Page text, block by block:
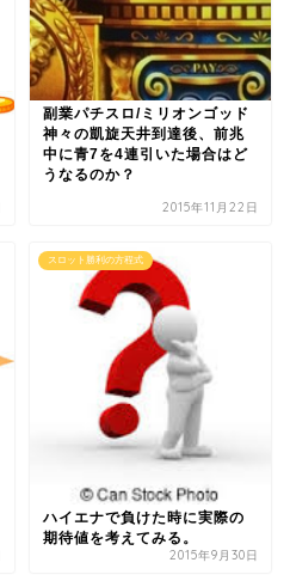
副業パチスロ/ミリオンゴッド
神々の凱旋天井到達後、前兆
中に青7を4連引いた場合はど
うなるのか？
2015年11月22日
スロット勝利の方程式
ハイエナで負けた時に実際の
期待値を考えてみる。
2015年9月30日